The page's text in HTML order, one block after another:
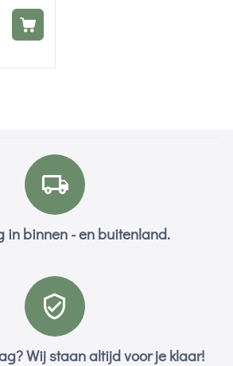
in binnen - en buitenland.
Wij staan altijd voor je klaar!